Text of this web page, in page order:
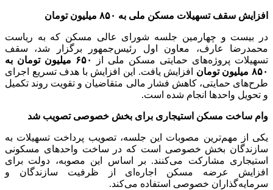
افزایش سقف تسهیلات مسکن ملی به ۸۵۰ میلیون تومان
در بیست و چهارمین جلسه شورای عالی مسکن که به ریاست
محمدرضا عارف، معاون اول رئیس‌جمهور برگزار شد، سقف
تسهیلات پروژه‌های حمایتی مسکن ملی از
۶۵۰ میلیون تومان به
۸۵۰ میلیون تومان
افزایش یافت. این افزایش با هدف تسریع اجرای
طرح‌های حمایتی، کاهش فشار مالی متقاضیان و تقویت روند تکمیل
و تحویل واحدها انجام شده است.
وام ساخت مسکن استیجاری برای بخش خصوصی تصویب شد
یکی از مهم‌ترین مصوبات این جلسه، تصویب پرداخت تسهیلات به
سازندگان بخش خصوصی است که در ساخت واحدهای مسکونی
استیجاری مشارکت می‌کنند. بر اساس این مصوبه، دولت برای
افزایش عرضه مسکن اجاره‌ای از ظرفیت سازندگان و
سرمایه‌گذاران خصوصی استفاده می‌کند.